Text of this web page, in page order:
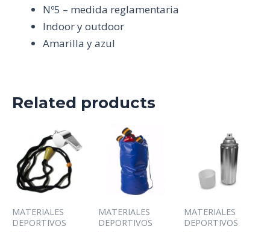
Nº5 – medida reglamentaria
Indoor y outdoor
Amarilla y azul
Related products
MATERIALES
DEPORTIVOS
MATERIALES
DEPORTIVOS
MATERIALES
DEPORTIVOS